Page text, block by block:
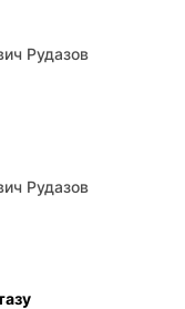
Рудазов
Рудазов